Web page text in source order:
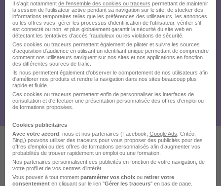
Voir plus d'offres
Il s'agit notamment de l'ensemble des cookies ou traceurs permettant de maintenir
la session de l'utilisateur active pendant sa navigation sur le site, de stocker des
informations temporaires telles que les préférences des utilisateurs, les annonces
ou les offres vues, gérer les processus d'identification de l'utilisateur, vérifier s'il
est connecté ou non, et plus globalement garantir la sécurité du site web en
détectant les tentatives d'accès frauduleux ou les violations de sécurité.
Ces cookies ou traceurs permettent également de piloter et suivre les sources
d'acquisition d'audience en utilisant un identifiant unique permettant de comprendre
comment nos utilisateurs naviguent sur nos sites et nos applications en fonction
des différentes sources de trafic.
Ils nous permettent également d’observer le comportement de nos utilisateurs afin
d'améliorer nos produits et rendre la navigation dans nos sites beaucoup plus
rapide et fluide.
Ces cookies ou traceurs permettent enfin de personnaliser les interfaces de
consultation et d'effectuer une présentation personnalisée des offres d'emploi ou
de formations proposées.
Cookies publicitaires
Avec votre accord , nous et nos partenaires (Facebook, Google Ads , Critéo,
Bing,) pouvons utiliser des traceurs pour vous proposer des publicités pour des
offres d’emploi ou des offres de formations personnalisés afin d’augmenter vos
probabilités de trouver rapidement un emploi ou une formation.
Nos partenaires personnalisent ces publicités en fonction de votre navigation, de
votre profil et de vos centres d’intérêt.
Vous pouvez à tout moment paramétrer vos choix ou retirer votre
consentement en cliquant sur le lien "Gérer les traceurs" en bas de page.